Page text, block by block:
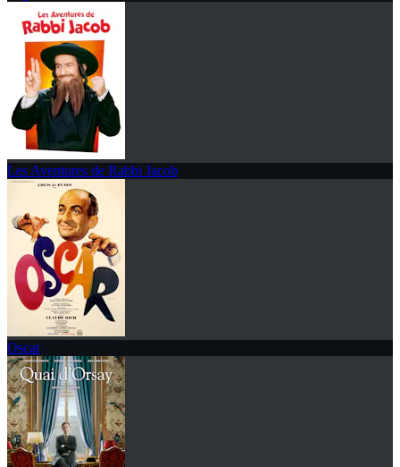
Les Aventures de Rabbi Jacob
Oscar